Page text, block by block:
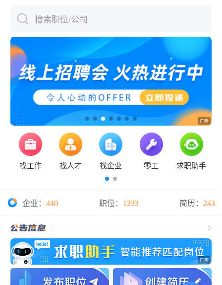
搜索职位/公司
找工作 找人才 找企业 零工 求职助手
企业： 440 职位： 1233 简历： 243